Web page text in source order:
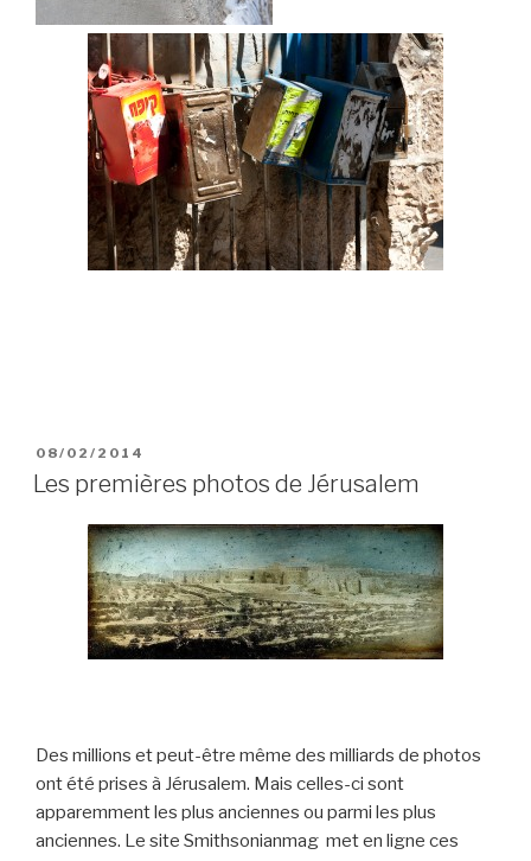
POSTED
ON
08/02/2014
Les premières photos de Jérusalem
Des millions et peut-être même des milliards de photos
ont été prises à Jérusalem. Mais celles-ci sont
apparemment les plus anciennes ou parmi les plus
anciennes. Le site Smithsonianmag met en ligne ces